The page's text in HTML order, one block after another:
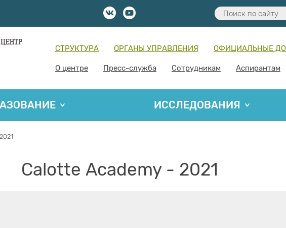
СТРУКТУРА ОРГАНЫ УПРАВЛЕНИЯ ОФИЦИАЛЬНЫЕ
О центре Пресс-служба Сотрудникам Аспирантам
ИССЛЕДОВАНИЯ
Calottе Academy - 2021